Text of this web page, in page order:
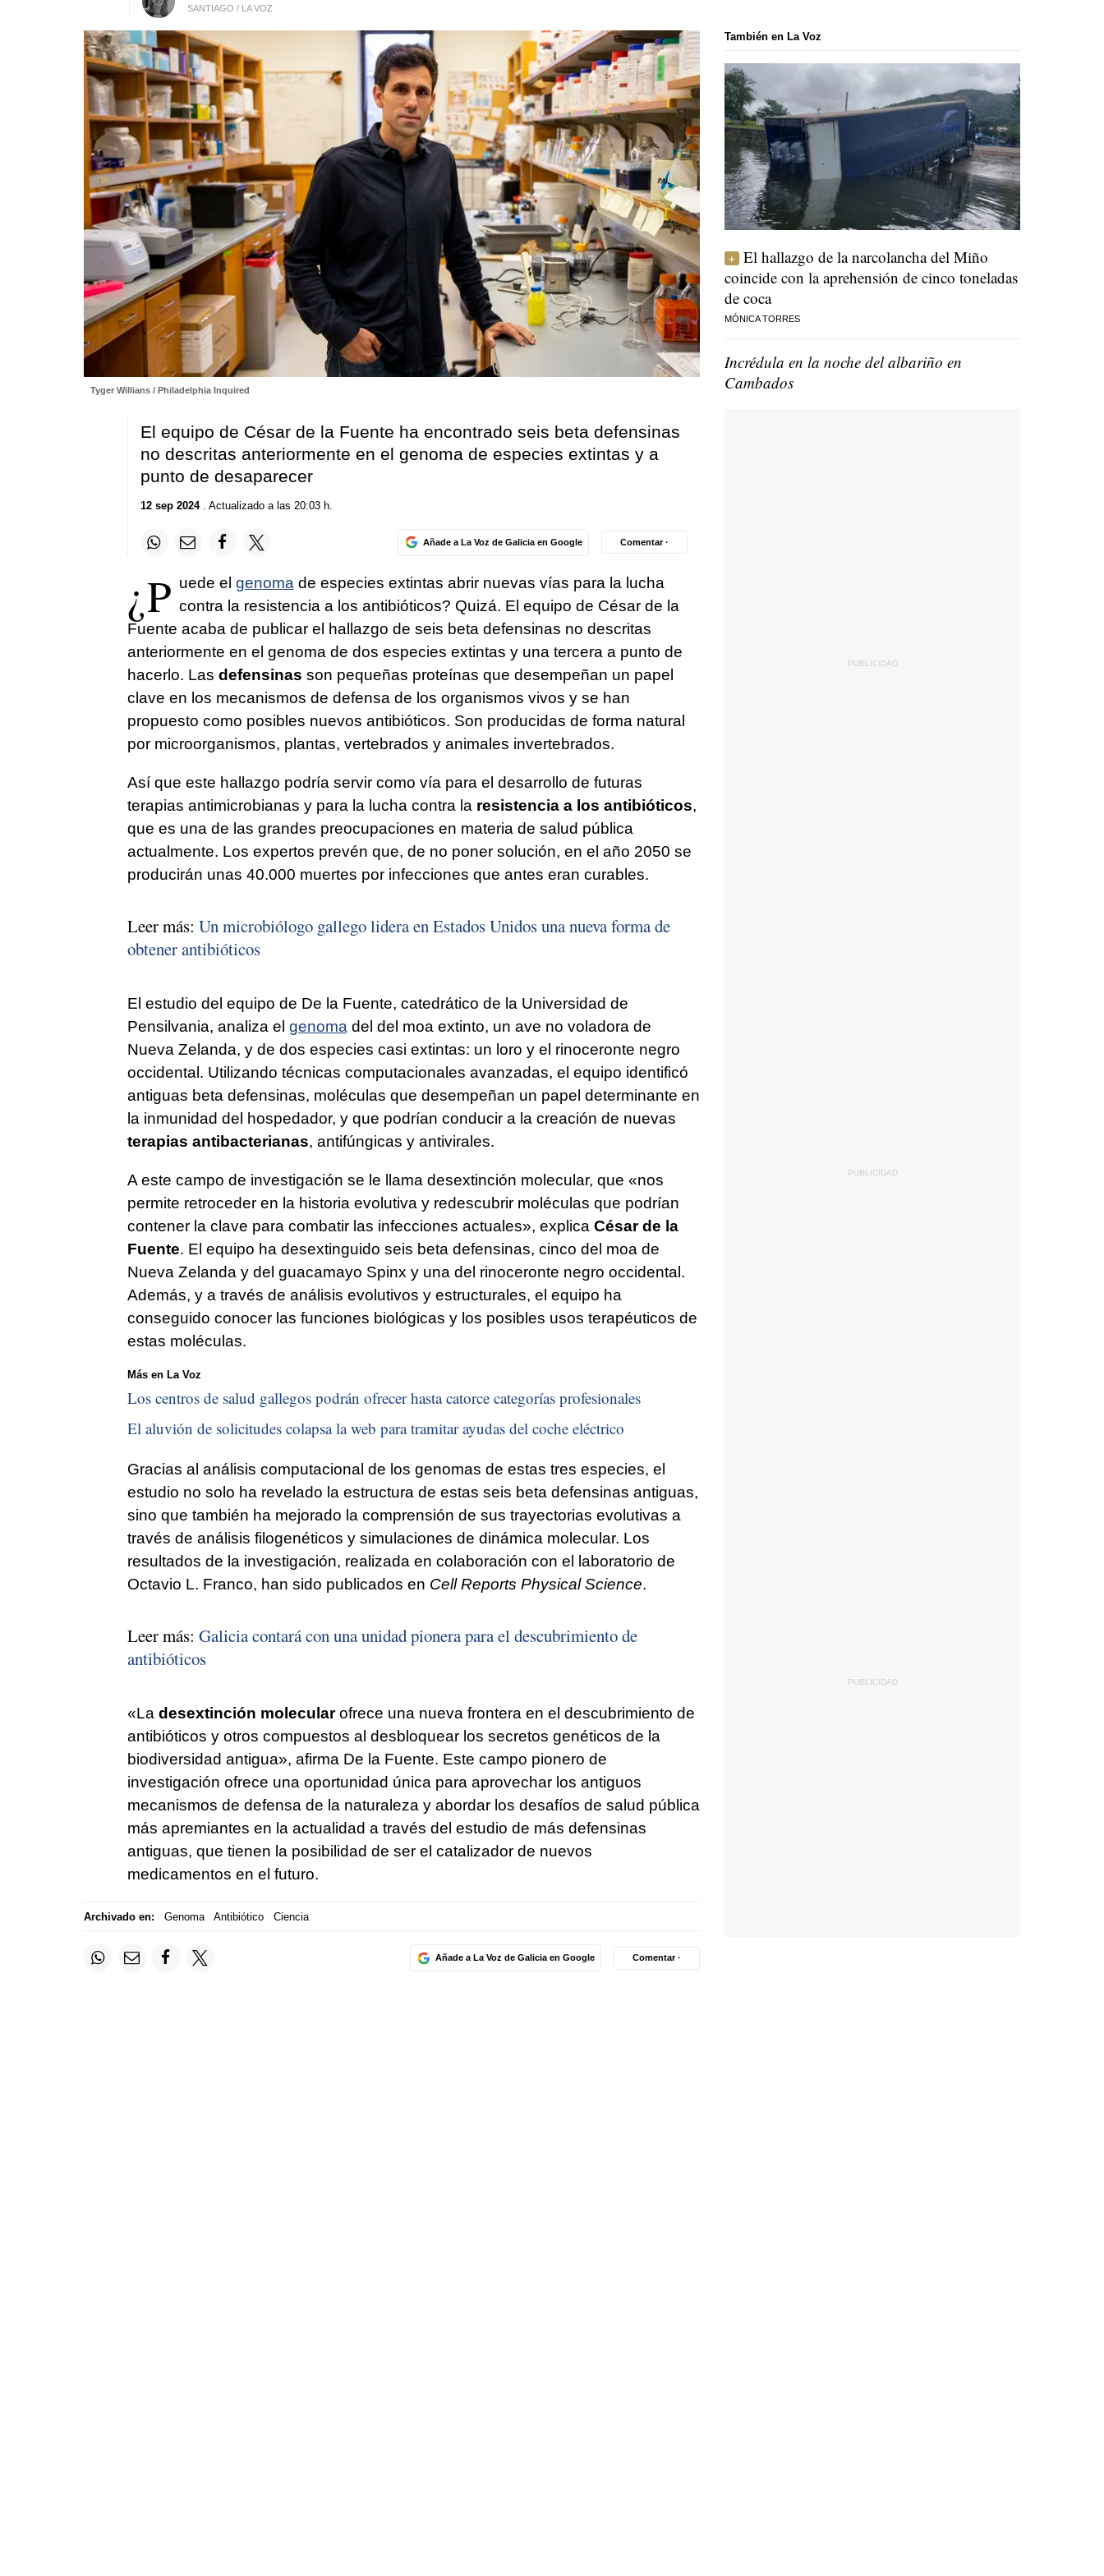
SANTIAGO / LA VOZ
Tyger Willians / Philadelphia Inquired
El equipo de César de la Fuente ha encontrado seis beta defensinas
no descritas anteriormente en el genoma de especies extintas y a
punto de desaparecer
12 sep 2024. Actualizado a las 20:03 h.
Añade a La Voz de Galicia en Google Comentar ·
¿P uede el genomade especies extintas abrir nuevas vías para la lucha
contra la resistencia a los antibióticos? Quizá. El equipo de César de la
Fuente acaba de publicar el hallazgo de seis beta defensinas no descritas
anteriormente en el genoma de dos especies extintas y una tercera a punto de
hacerlo. Las defensinas son pequeñas proteínas que desempeñan un papel
clave en los mecanismos de defensa de los organismos vivos y se han
propuesto como posibles nuevos antibióticos. Son producidas de forma natural
por microorganismos, plantas, vertebrados y animales invertebrados.
Así que este hallazgo podría servir como vía para el desarrollo de futuras
terapias antimicrobianas y para la lucha contra laresistencia a los antibióticos,
que es una de las grandes preocupaciones en materia de salud pública
actualmente. Los expertos prevén que, de no poner solución, en el año 2050 se
producirán unas 40.000 muertes por infecciones que antes eran curables.
Leer más: Un microbiólogo gallego lidera en Estados Unidos una nueva forma de
obtener antibióticos
El estudio del equipo de De la Fuente, catedrático de la Universidad de
Pensilvania, analiza el genomadel del moa extinto, un ave no voladora de
Nueva Zelanda, y de dos especies casi extintas: un loro y el rinoceronte negro
occidental. Utilizando técnicas computacionales avanzadas, el equipo identificó
antiguas beta defensinas, moléculas que desempeñan un papel determinante en
la inmunidad del hospedador, y que podrían conducir a la creación de nuevas
terapias antibacterianas, antifúngicas y antivirales.
A este campo de investigación se le llama desextinción molecular, que «nos
permite retroceder en la historia evolutiva y redescubrir moléculas que podrían
contener la clave para combatir las infecciones actuales», explica César de la
Fuente. El equipo ha desextinguido seis beta defensinas, cinco del moa de
Nueva Zelanda y del guacamayo Spinx y una del rinoceronte negro occidental.
Además, y a través de análisis evolutivos y estructurales, el equipo ha
conseguido conocer las funciones biológicas y los posibles usos terapéuticos de
estas moléculas.
Más en La Voz
Los centros de salud gallegos podrán ofrecer hasta catorce categorías profesionales
El aluvión de solicitudes colapsa la web para tramitar ayudas del coche eléctrico
Gracias al análisis computacional de los genomas de estas tres especies, el
estudio no solo ha revelado la estructura de estas seis beta defensinas antiguas,
sino que también ha mejorado la comprensión de sus trayectorias evolutivas a
través de análisis filogenéticos y simulaciones de dinámica molecular. Los
resultados de la investigación, realizada en colaboración con el laboratorio de
Octavio L. Franco, han sido publicados en Cell Reports Physical Science.
Leer más: Galicia contará con una unidad pionera para el descubrimiento de
antibióticos
«La desextinción molecularofrece una nueva frontera en el descubrimiento de
antibióticos y otros compuestos al desbloquear los secretos genéticos de la
biodiversidad antigua», afirma De la Fuente. Este campo pionero de
investigación ofrece una oportunidad única para aprovechar los antiguos
mecanismos de defensa de la naturaleza y abordar los desafíos de salud pública
más apremiantes en la actualidad a través del estudio de más defensinas
antiguas, que tienen la posibilidad de ser el catalizador de nuevos
medicamentos en el futuro.
Archivado en: Genoma Antibiótico Ciencia
Añade a La Voz de Galicia en Google Comentar ·
También en La Voz
El hallazgo de la narcolancha del Miño
coincide con la aprehensión de cinco toneladas
de coca
MÓNICA TORRES
Incrédula en la noche del albariño en
Cambados